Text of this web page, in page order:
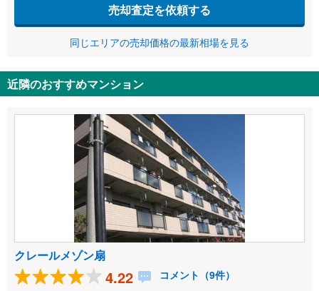
売却査定を依頼する
同じエリアの売却価格の最新相場を見る
近隣のおすすめマンション
クレールメゾン扇
4.22 コメント（9件）